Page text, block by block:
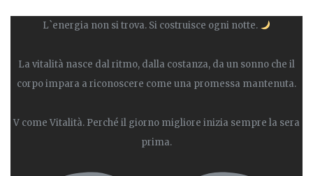
L`energia non si trova. Si costruisce ogni notte.
La vitalità nasce dal ritmo, dalla costanza, da un sonno che il
corpo impara a riconoscere come una promessa mantenuta.
V come Vitalità. Perché il giorno migliore inizia sempre la sera
prima.